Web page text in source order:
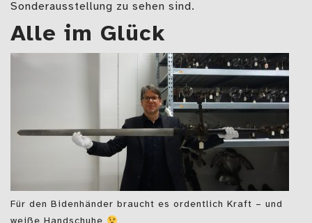
Sonderausstellung zu sehen sind.
Alle im Glück
Für den Bidenhänder braucht es ordentlich Kraft – und